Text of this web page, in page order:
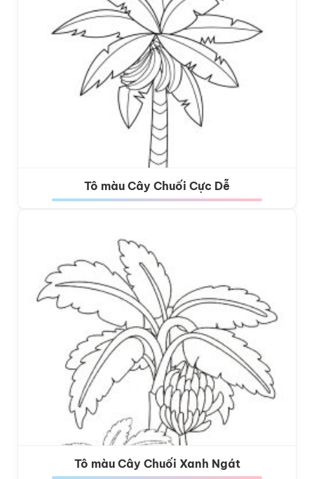
Tô màu Cây Chuối Cực Dễ
Tô màu Cây Chuối Xanh Ngát